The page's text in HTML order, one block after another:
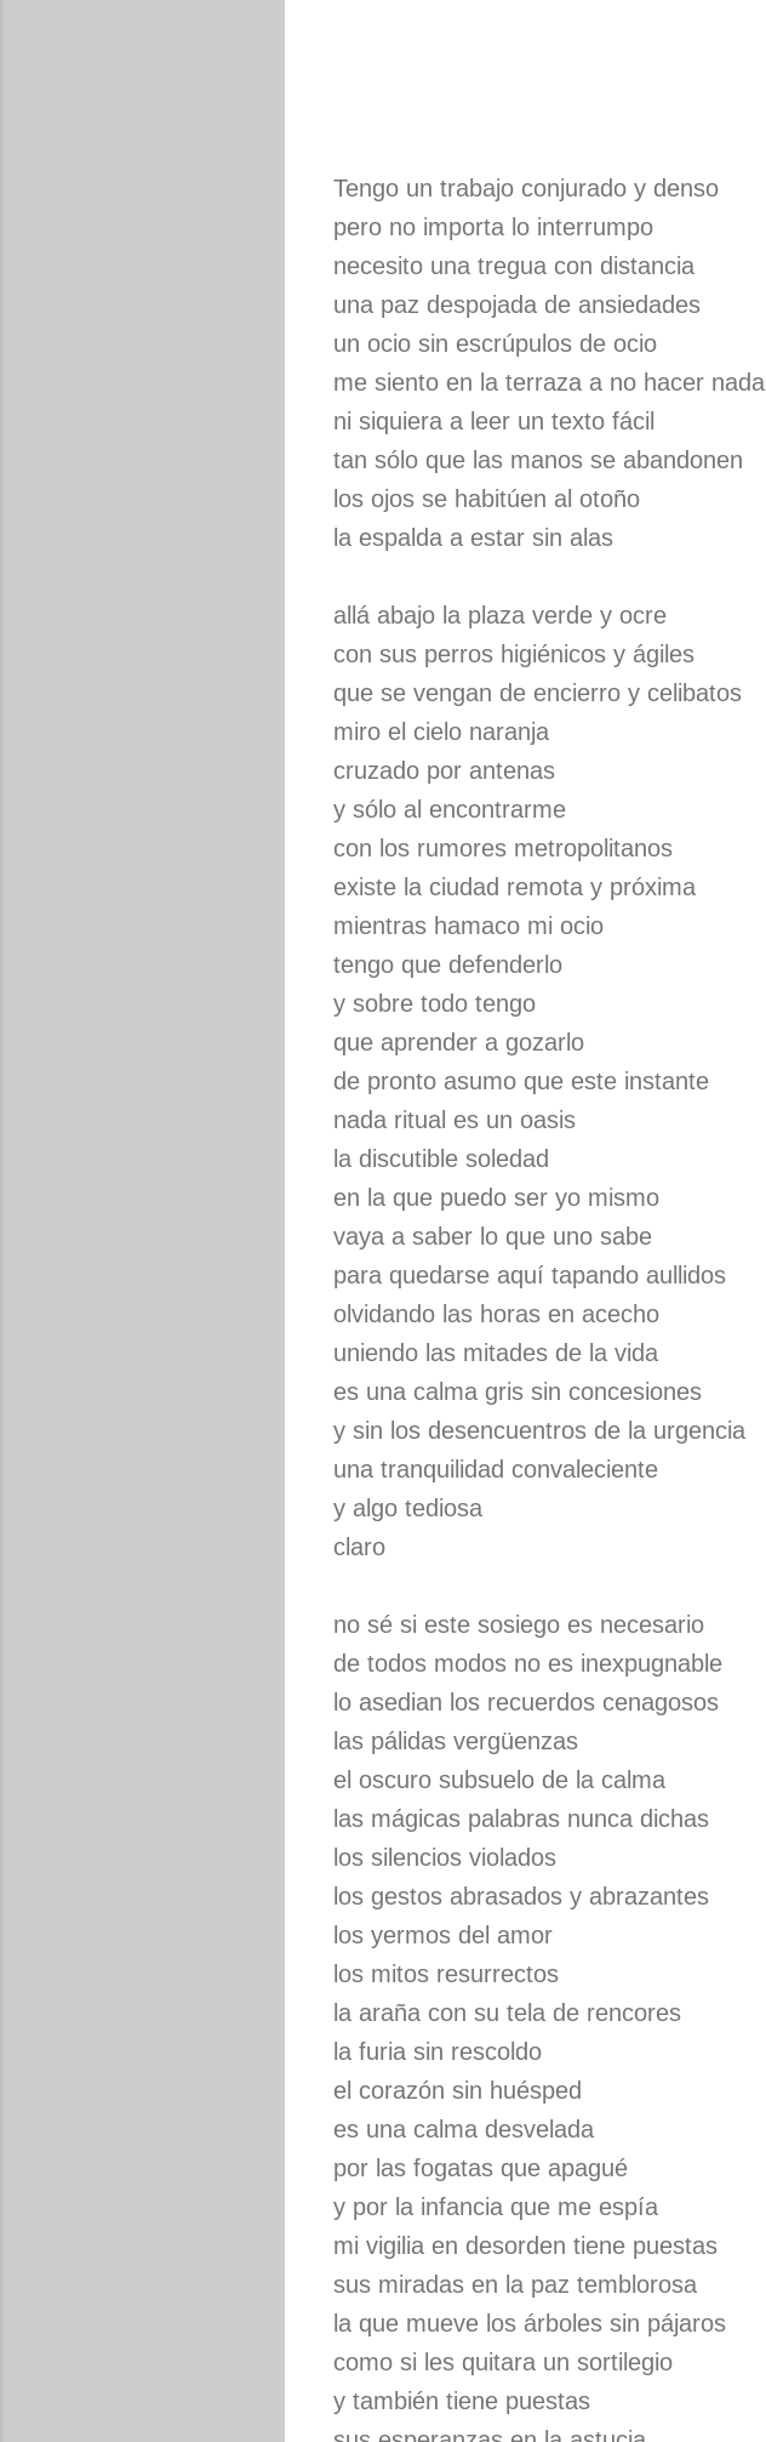
Tengo un trabajo conjurado y denso
pero no importa lo interrumpo
necesito una tregua con distancia
una paz despojada de ansiedades
un ocio sin escrúpulos de ocio
me siento en la terraza a no hacer nada
ni siquiera a leer un texto fácil
tan sólo que las manos se abandonen
los ojos se habitúen al otoño
la espalda a estar sin alas
allá abajo la plaza verde y ocre
con sus perros higiénicos y ágiles
que se vengan de encierro y celibatos
miro el cielo naranja
cruzado por antenas
y sólo al encontrarme
con los rumores metropolitanos
existe la ciudad remota y próxima
mientras hamaco mi ocio
tengo que defenderlo
y sobre todo tengo
que aprender a gozarlo
de pronto asumo que este instante
nada ritual es un oasis
la discutible soledad
en la que puedo ser yo mismo
vaya a saber lo que uno sabe
para quedarse aquí tapando aullidos
olvidando las horas en acecho
uniendo las mitades de la vida
es una calma gris sin concesiones
y sin los desencuentros de la urgencia
una tranquilidad convaleciente
y algo tediosa
claro
no sé si este sosiego es necesario
de todos modos no es inexpugnable
lo asedian los recuerdos cenagosos
las pálidas vergüenzas
el oscuro subsuelo de la calma
las mágicas palabras nunca dichas
los silencios violados
los gestos abrasados y abrazantes
los yermos del amor
los mitos resurrectos
la araña con su tela de rencores
la furia sin rescoldo
el corazón sin huésped
es una calma desvelada
por las fogatas que apagué
y por la infancia que me espía
mi vigilia en desorden tiene puestas
sus miradas en la paz temblorosa
la que mueve los árboles sin pájaros
como si les quitara un sortilegio
y también tiene puestas